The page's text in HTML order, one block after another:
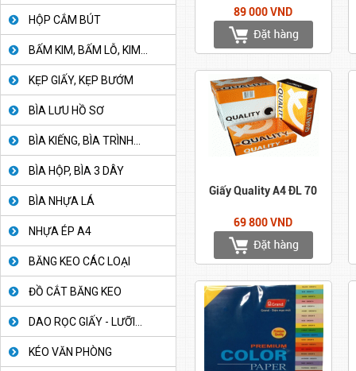
HỘP CẮM BÚT
BẤM KIM, BẤM LỖ, KIM...
KẸP GIẤY, KẸP BƯỚM
BÌA LƯU HỒ SƠ
BÌA KIẾNG, BÌA TRÌNH...
BÌA HỘP, BÌA 3 DÂY
BÌA NHỰA LÁ
NHỰA ÉP A4
BĂNG KEO CÁC LOẠI
ĐỒ CẮT BĂNG KEO
DAO RỌC GIẤY - LƯỠI...
KÉO VĂN PHÒNG
89 000 VND
Giấy Quality A4 ĐL 70
69 800 VND